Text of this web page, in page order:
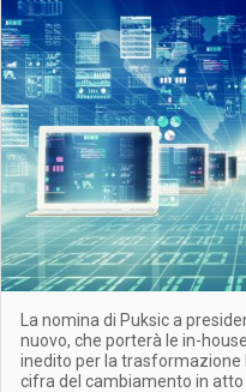
La nomina di Puksic a
nuovo, che porterà le in-
inedito per la trasformazione
cifra del cambiamento in atto